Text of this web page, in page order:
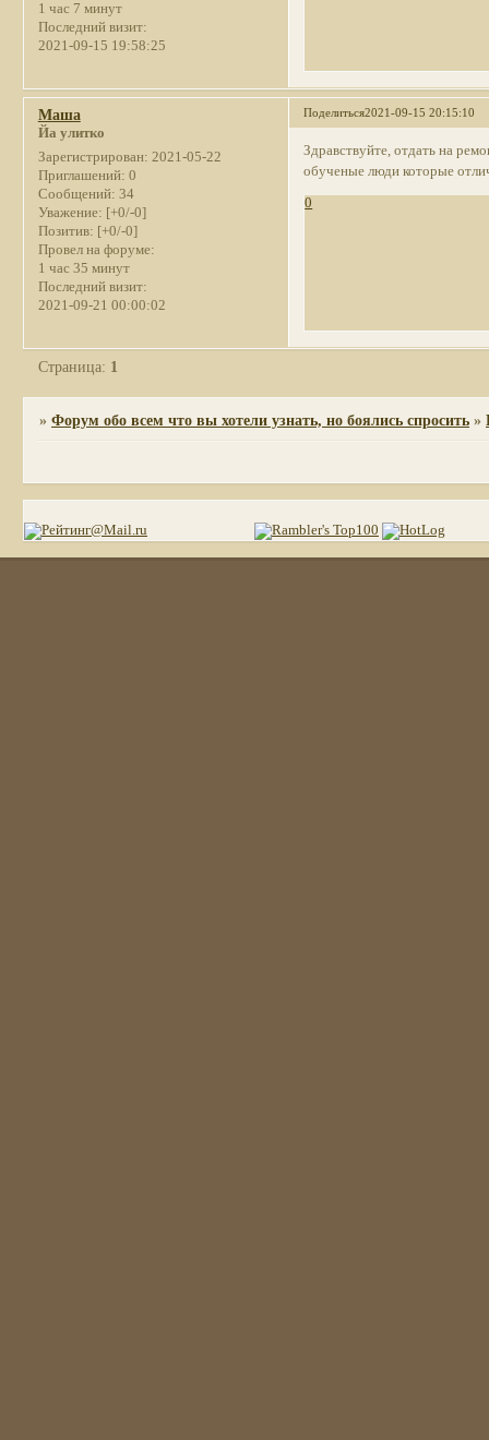
1 час 7 минут
Последний визит:
2021-09-15 19:58:25
Поделиться2021-09-15 20:15:10
Маша
Йа улитко
Зарегистрирован: 2021-05-22
Приглашений: 0
Сообщений: 34
Уважение: [+0/-0]
Позитив: [+0/-0]
Провел на форуме:
1 час 35 минут
Последний визит:
2021-09-21 00:00:02
Здравствуйте, отдать на
обученые люди которые
0
Страница: 1
»Форум обо всем что вы хотели узнать, но боялись спросить »